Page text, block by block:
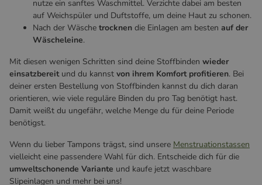
nutze ein sanftes Waschmittel. Verzichte dabei am besten
auf Weichspüler und Duftstoffe, um deine Haut zu schonen.
Nach der Wäsche trocknen die Einlagen am besten auf der
Wäscheleine.
Mit diesen wenigen Schritten sind deine Stoffbinden wieder
einsatzbereitund du kannst von ihrem Komfort profitieren. Bei
deiner ersten Bestellung von Stoffbinden kannst du dich daran
orientieren, wie viele reguläre Binden du pro Tag benötigt hast.
Damit weißt du ungefähr, welche Menge du für deine Periode
benötigst.
Wenn du lieber Tampons trägst, sind unsere Menstruationstassen
vielleicht eine passendere Wahl für dich. Entscheide dich für die
umweltschonende Variante und kaufe jetzt waschbare
Slipeinlagen und mehr bei uns!